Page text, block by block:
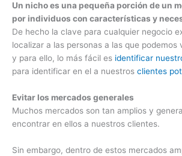
Un nicho es una pequeña porción de un
por individuos con características y
De hecho la clave para cualquier negocio
localizar a las personas a las que podemos
y para ello, lo más fácil es identificar
para identificar en el a nuestros clientes
Evitar los mercados generales
Muchos mercados son tan amplios y
encontrar en ellos a nuestros clientes.
Sin embargo, dentro de estos mercados